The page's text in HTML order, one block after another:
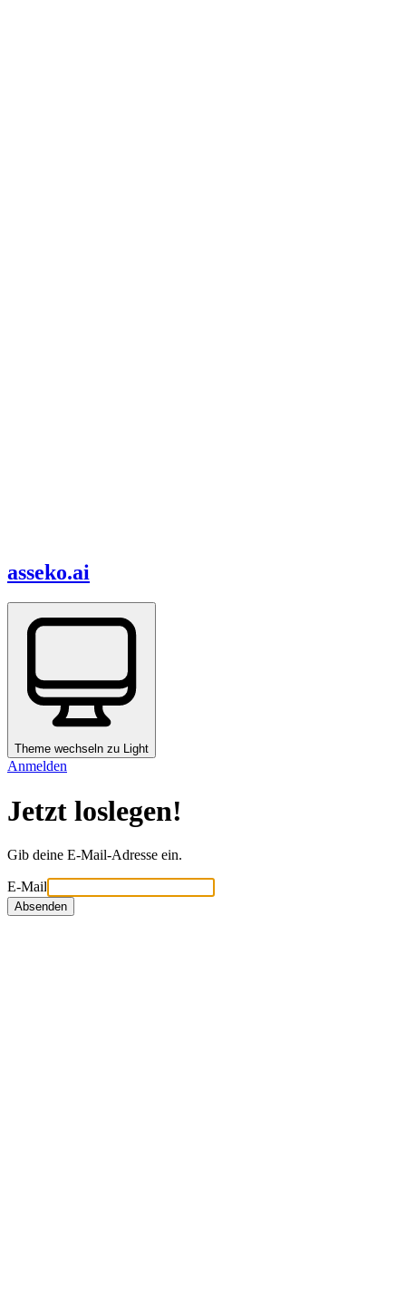
asseko.ai
Theme wechseln zu Light
Anmelden
Jetzt loslegen!
Gib deine E-Mail-Adresse ein.
E-Mail
Absenden